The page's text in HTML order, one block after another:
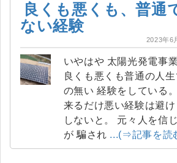
良くも悪くも、普通
ない経験
2023年6
いやはや 太陽光発電事
良くも悪くも普通の人
の無い 経験をしている。 今後は、 出
来るだけ悪い経験は避
しないと。 元々人を信じやすい性格だ
が 騙され ...(⇒記事を読